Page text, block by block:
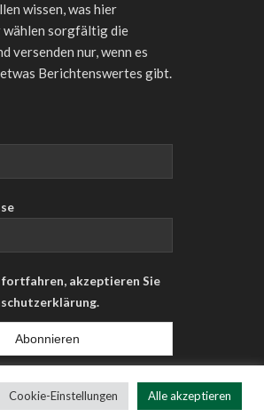
wissen, was hier
wählen sorgfältig die
versenden nur, wenn es
Berichtenswertes gibt.
fortfahren, akzeptieren Sie
Cookie-Einstellungen Alle akzeptieren